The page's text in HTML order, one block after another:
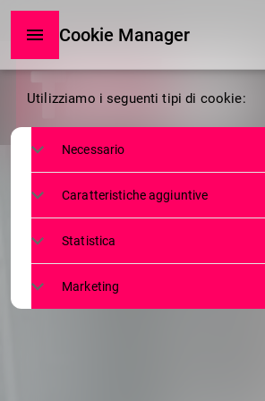
Cookie Manager
Cookie
Manager
Utilizziamo i seguenti tipi di cookie:
Necessario
Caratteristiche aggiuntive
Statistica
Marketing